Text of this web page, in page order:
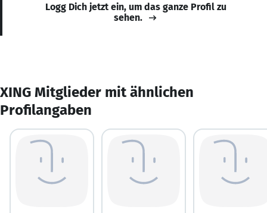
Logg Dich jetzt ein, um das ganze Profil zu
sehen.
XING Mitglieder mit ähnlichen
Profilangaben